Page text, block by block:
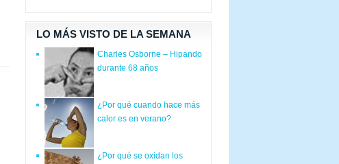
LO MÁS VISTO DE LA SEMANA
Charles Osborne – Hipando
durante 68 años
¿Por qué cuando hace más
calor es en verano?
¿Por qué se oxidan los